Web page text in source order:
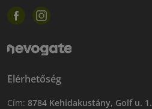
Elérhetőség
Cím: 8784 Kehidakustány, Golf u. 1.